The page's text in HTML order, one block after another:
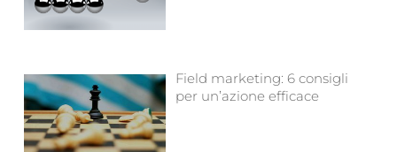
Field marketing: 6 consigli
per un’azione efficace